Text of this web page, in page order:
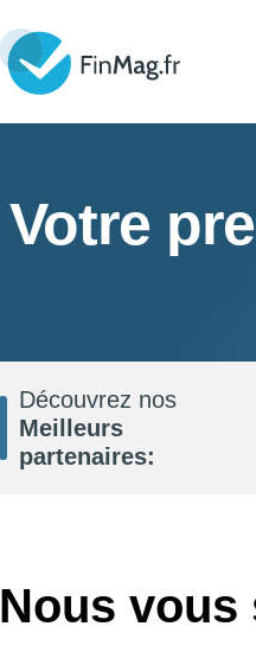
Votre
Découvrez nos
Meilleurs
partenaires:
Nous